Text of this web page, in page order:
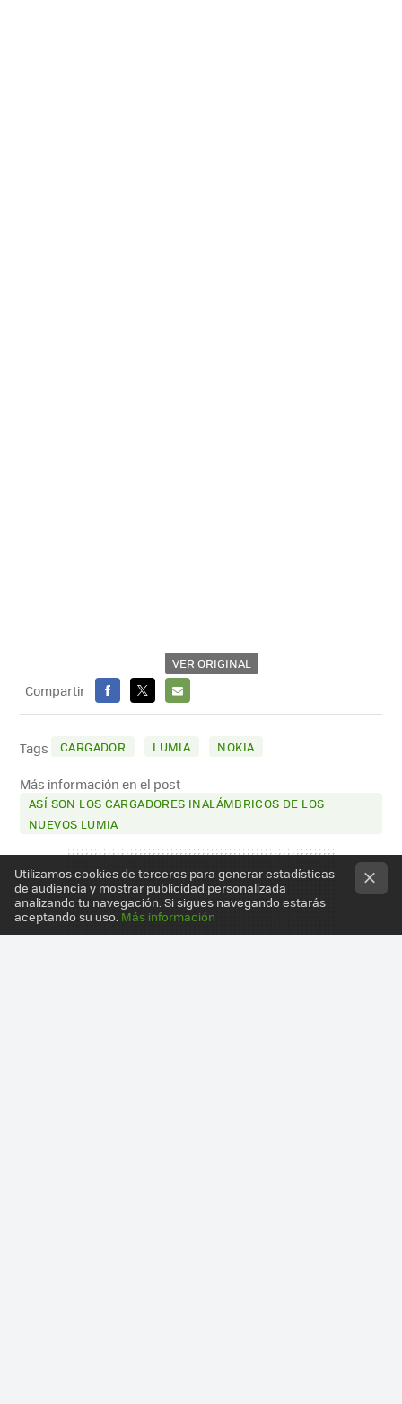
VER ORIGINAL
Compartir
FACEBOOK
X
E-
MAIL
Tags CARGADOR LUMIA NOKIA
Más información en el post
ASÍ SON LOS CARGADORES INALÁMBRICOS DE LOS
NUEVOS LUMIA
Utilizamos cookies de terceros para generar estadísticas
de audiencia y mostrar publicidad personalizada
analizando tu navegación. Si sigues navegando estarás
aceptando su uso. Más información